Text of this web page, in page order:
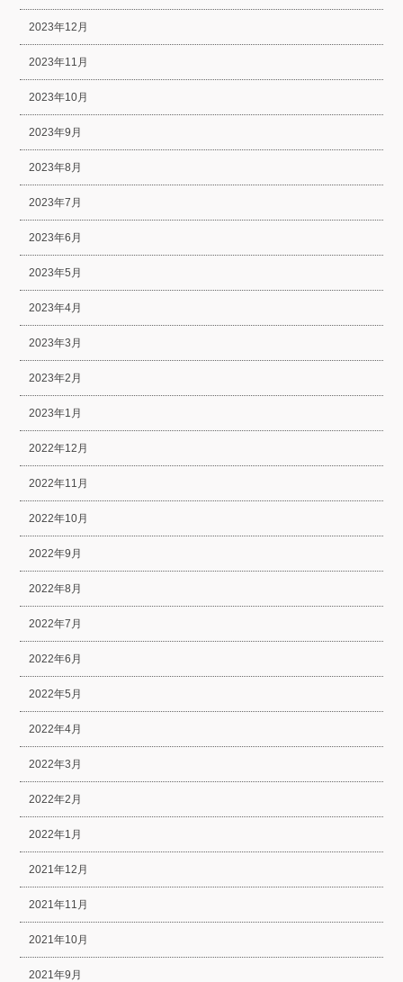
2023年12月
2023年11月
2023年10月
2023年9月
2023年8月
2023年7月
2023年6月
2023年5月
2023年4月
2023年3月
2023年2月
2023年1月
2022年12月
2022年11月
2022年10月
2022年9月
2022年8月
2022年7月
2022年6月
2022年5月
2022年4月
2022年3月
2022年2月
2022年1月
2021年12月
2021年11月
2021年10月
2021年9月